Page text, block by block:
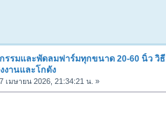
รรมและพัดลมฟาร์มทุกขนาด 20-60 นิ้ว วิธี
งานและโกดัง
เมษายน 2026, 21:34:21 น. »